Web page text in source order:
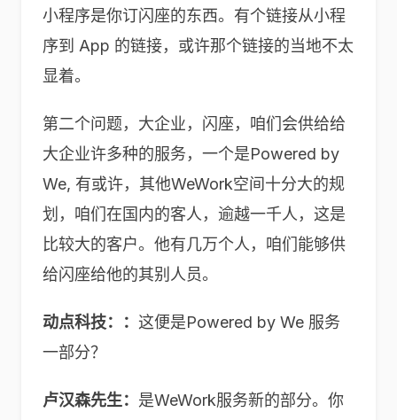
小程序是你订闪座的东西。有个链接从小程
序到 App 的链接，或许那个链接的当地不太
显着。
第二个问题，大企业，闪座，咱们会供给给
大企业许多种的服务，一个是Powered by
We, 有或许，其他WeWork空间十分大的规
划，咱们在国内的客人，逾越一千人，这是
比较大的客户。他有几万个人，咱们能够供
给闪座给他的其别人员。
动点科技：： 这便是Powered by We 服务
一部分？
卢汉森先生： 是WeWork服务新的部分。你